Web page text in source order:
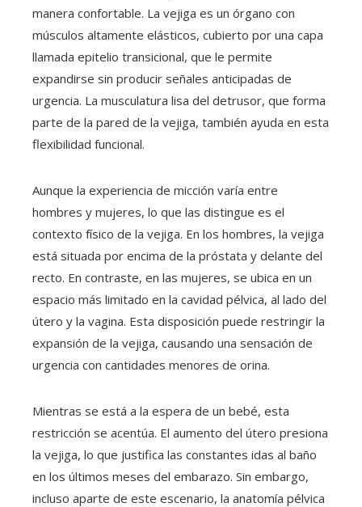
manera confortable. La vejiga es un órgano con
músculos altamente elásticos, cubierto por una capa
llamada epitelio transicional, que le permite
expandirse sin producir señales anticipadas de
urgencia. La musculatura lisa del detrusor, que forma
parte de la pared de la vejiga, también ayuda en esta
flexibilidad funcional.
Aunque la experiencia de micción varía entre
hombres y mujeres, lo que las distingue es el
contexto físico de la vejiga. En los hombres, la vejiga
está situada por encima de la próstata y delante del
recto. En contraste, en las mujeres, se ubica en un
espacio más limitado en la cavidad pélvica, al lado del
útero y la vagina. Esta disposición puede restringir la
expansión de la vejiga, causando una sensación de
urgencia con cantidades menores de orina.
Mientras se está a la espera de un bebé, esta
restricción se acentúa. El aumento del útero presiona
la vejiga, lo que justifica las constantes idas al baño
en los últimos meses del embarazo. Sin embargo,
incluso aparte de este escenario, la anatomía pélvica